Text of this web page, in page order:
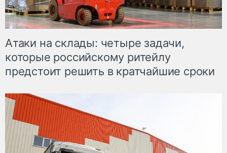
Атаки на склады: четыре задачи,
которые российскому ритейлу
предстоит решить в кратчайшие сроки